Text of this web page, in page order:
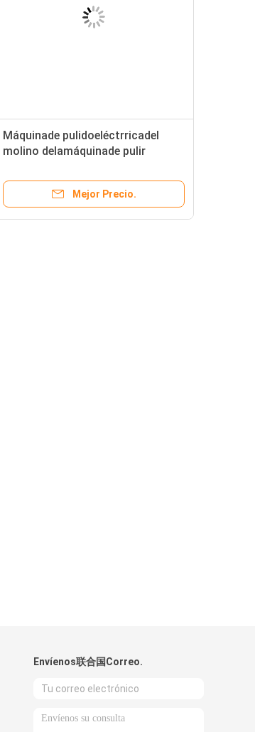
Máquinade pulidoeléctrricadel
molino delamáquinade pulir
Mejor Precio.
Envíenos联合国Correo.